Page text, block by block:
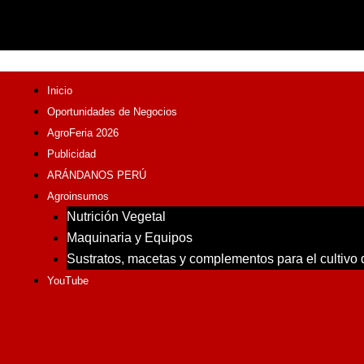
Inicio
Oportunidades de Negocios
AgroFeria 2026
Publicidad
ARÁNDANOS PERÚ
Agroinsumos
Nutrición Vegetal
Maquinaria y Equipos
Sustratos, macetas y complementos para el cultivo
YouTube